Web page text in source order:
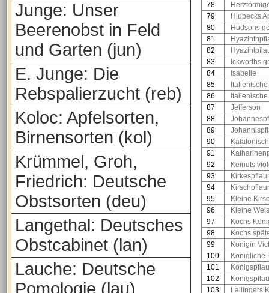
Junge: Unser
Beerenobst in Feld
und Garten (jun)
E. Junge: Die
Rebspalierzucht (reb)
Koloc: Apfelsorten,
Birnensorten (kol)
Krümmel, Groh,
Friedrich: Deutsche
Obstsorten (deu)
Langethal: Deutsches
Obstcabinet (lan)
Lauche: Deutsche
Pomologie (lau)
78
79
Hlubecks
80
Hudsons
81
82
83
Ickworths
84
Isabelle
85
86
87
Jefferson
88
89
90
91
92
Keindts
93
94
95
Kleine
96
Kleine
97
Kochs
98
Kochs
99
Königin
100
Königliche
101
102
103
Lallingers